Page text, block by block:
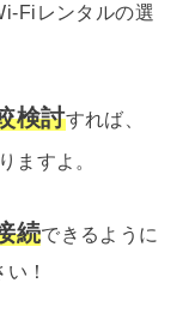
Fiレンタルの選
検討すれば、
ますよ。
続できるように
！